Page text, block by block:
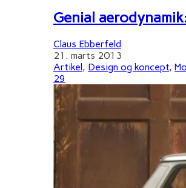
Genial
Claus Ebberfeld
21. marts 2013
Artikel, Design og koncept,
29